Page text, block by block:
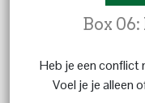
Box
Heb je een conflict
Voel je je alleen